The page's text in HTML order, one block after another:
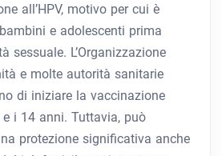
all’HPV, motivo per cui è
e adolescenti prima
sessuale. L’Organizzazione
e molte autorità sanitarie
di iniziare la vaccinazione
e i 14 anni. Tuttavia, può
protezione significativa anche